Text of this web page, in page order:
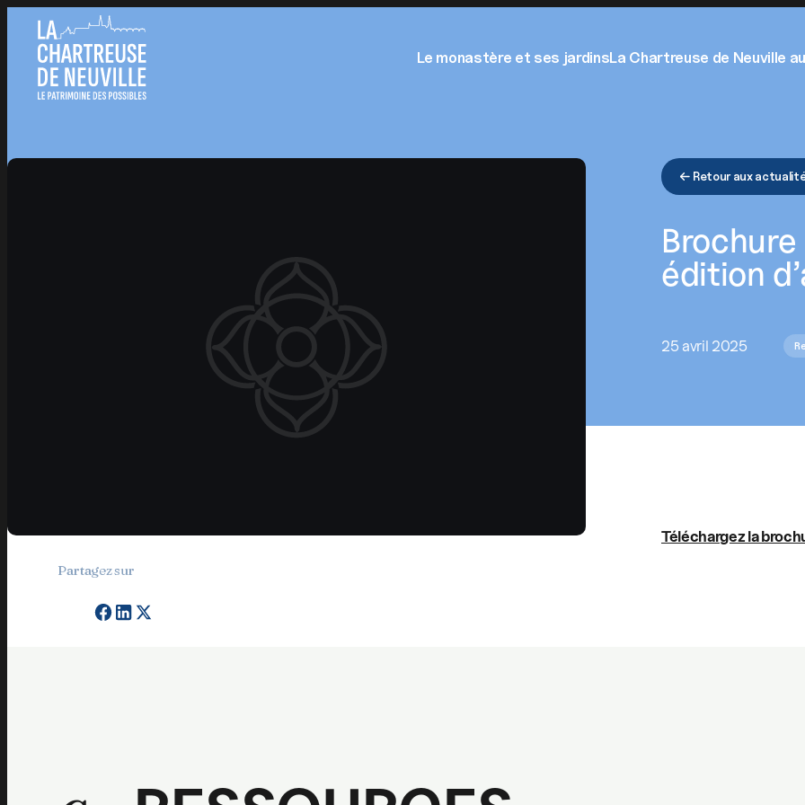
Le monastère et ses jardinsLa Chartreuse de Neuville
Contactez-nous
Retour aux
édition
25 avril 2025
Partagez sur
Téléchargez la
Panneau de gestion des cookies